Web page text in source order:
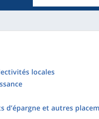
locales
d’épargne et autres